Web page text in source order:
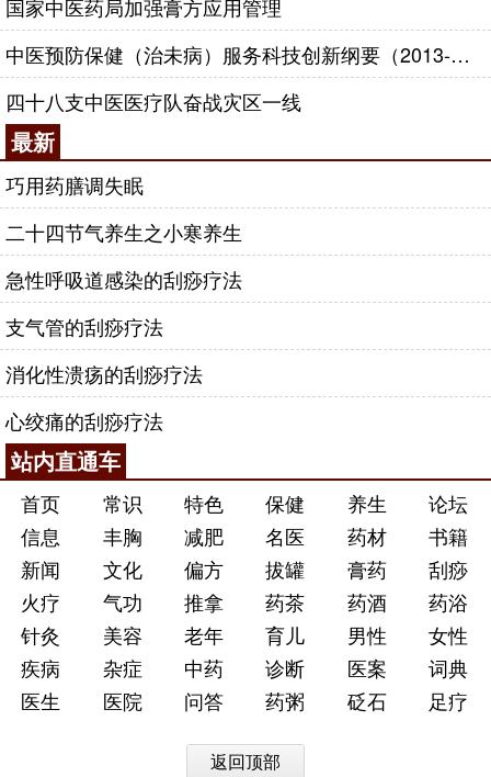
国家中医药局加强膏方应用管理
中医预防保健（治未病）服务科技创新纲要（2013-2020年）
四十八支中医医疗队奋战灾区一线
最新
巧用药膳调失眠
二十四节气养生之小寒养生
急性呼吸道感染的刮痧疗法
支气管的刮痧疗法
消化性溃疡的刮痧疗法
心绞痛的刮痧疗法
站内直通车
首页 常识 特色 保健 养生
论坛
信息
丰胸 减肥 名医 药材
书籍
新闻
文化 偏方 拔罐 膏药
刮痧
火疗
气功 推拿 药茶 药酒
药浴
针灸
美容 老年 育儿 男性
女性
疾病
杂症 中药 诊断 医案
词典
医生
医院 问答 药粥 砭石 足疗
返回顶部